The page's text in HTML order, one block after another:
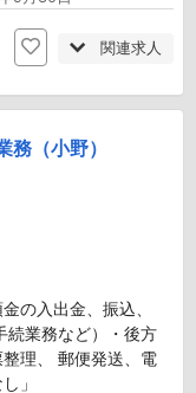
関連求人
（小野）
の入出金、振込、
続業務など）・後方
理、 郵便発送、電
」